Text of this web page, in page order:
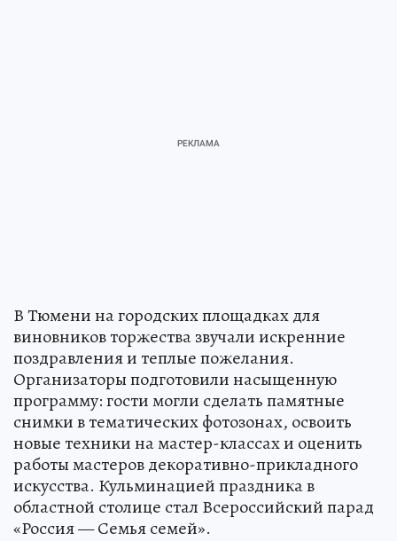
В Тюмени на городских площадках для
виновников торжества звучали искренние
поздравления и теплые пожелания.
Организаторы подготовили насыщенную
программу: гости могли сделать памятные
снимки в тематических фотозонах, освоить
новые техники на мастер-классах и оценить
работы мастеров декоративно-прикладного
искусства. Кульминацией праздника в
областной столице стал Всероссийский парад
«Россия — Семья семей».